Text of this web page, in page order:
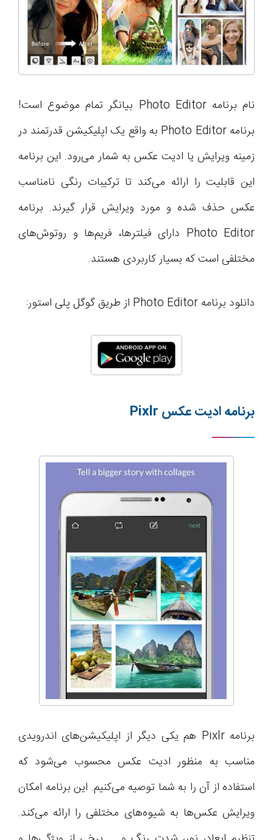
نام برنامه Photo Editor بیانگر تمام موضوع است!
برنامه Photo Editor به واقع یک اپلیکیشن قدرتمند در
زمینه ویرایش یا ادیت عکس به شمار می‌رود. این برنامه
این قابلیت را ارائه می‌کند تا ترکیبات رنگی نامناسب
عکس حذف شده و مورد ویرایش قرار گیرند. برنامه
Photo Editor دارای فیلترها، فریم‌ها و روتوش‌های
مختلفی است که بسیار کاربردی هستند.
دانلود برنامه Photo Editor از طریق گوگل پلی استور:
برنامه ادیت عکس Pixlr
برنامه Pixlr هم یکی دیگر از اپلیکیشن‌های اندرویدی
مناسب به منظور ادیت عکس محسوب می‌شود که
استفاده از آن را به شما توصیه می‌کنیم. این برنامه امکان
ویرایش عکس‌ها به شیوه‌های مختلفی را ارائه می‌کند.